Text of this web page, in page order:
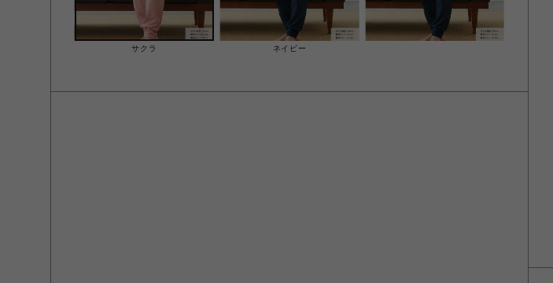
サクラ ネイビー